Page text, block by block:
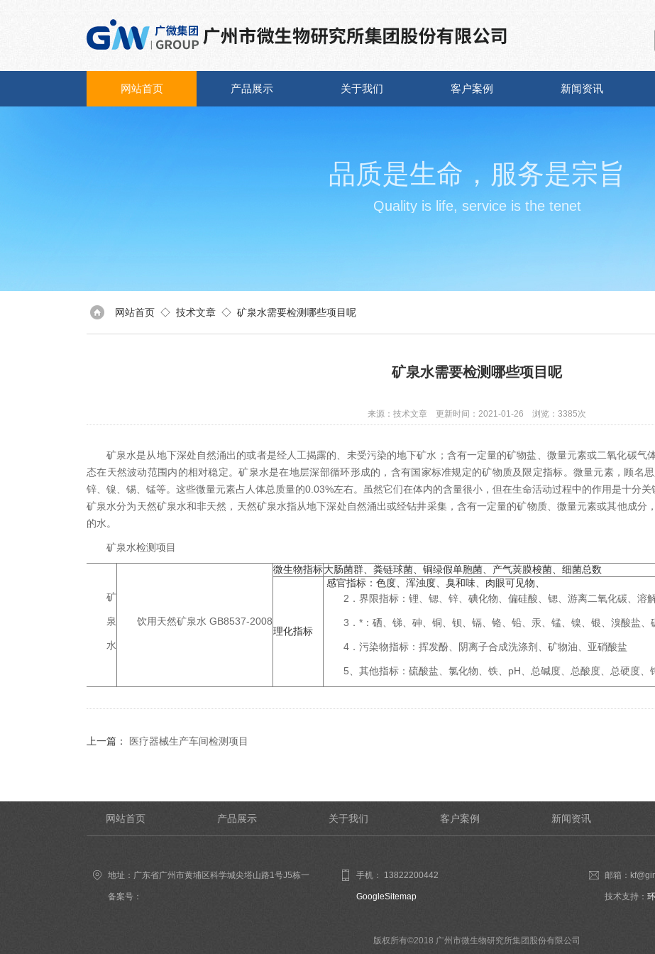
网站首页 产品展示 关于我们 客户案例 新闻资讯
品质是生命，服务是宗旨
Quality is life, service is the tenet
网站首页 ◇ 技术文章 ◇ 矿泉水需要检测哪些项目呢
矿泉水需要检测哪些项目呢
来源：技术文章 更新时间：2021-01-26 浏览：3385次
矿泉水是从地下深处自然涌出的或者是经人工揭露的、未受污染的地下矿水；含有一定量的矿物盐、微量元素或二氧化碳气
态在天然波动范围内的相对稳定。矿泉水是在地层深部循环形成的，含有国家标准规定的矿物质及限定指标。微量元素，顾名
锌、镍、锡、锰等。这些微量元素占人体总质量的0.03%左右。虽然它们在体内的含量很小，但在生命活动过程中的作用是十分关
矿泉水分为天然矿泉水和非天然，天然矿泉水指从地下深处自然涌出或经钻井采集，含有一定量的矿物质、微量元素或其他成分
的水。
矿泉水检测项目
矿
泉
水
饮用天然矿泉水 GB8537-2008
微生物指标大肠菌群、粪链球菌、铜绿假单胞菌、产气荚膜梭菌、细菌总数
理化指标
感官指标：色度、浑浊度、臭和味、肉眼可见物、
2．界限指标：锂、锶、锌、碘化物、偏硅酸、锶、游离二氧化碳、溶
3．*：硒、锑、砷、铜、钡、镉、铬、铅、汞、锰、镍、银、溴酸盐
4．污染物指标：挥发酚、阴离子合成洗涤剂、矿物油、亚硝酸盐
5、其他指标：硫酸盐、氯化物、铁、pH、总碱度、总酸度、总硬度、
上一篇： 医疗器械生产车间检测项目
网站首页 产品展示 关于我们 客户案例 新闻资讯
地址：广东省广州市黄埔区科学城尖塔山路1号J5栋一
楼（市场部）
备案号：
手机： 13822200442
GoogleSitemap
邮箱：
技术支持：
版权所有©2018 广州市微生物研究所集团股份有限公司